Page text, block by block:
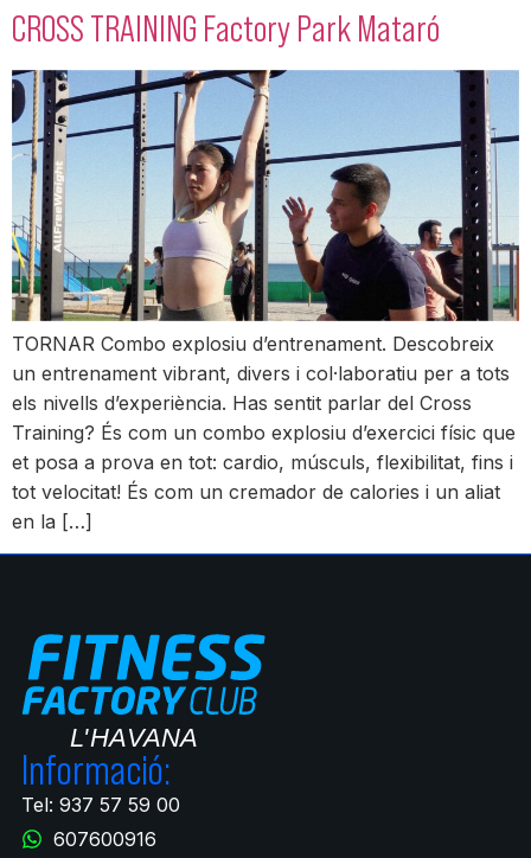
CROSS TRAINING Factory Park Mataró
TORNAR Combo explosiu d’entrenament. Descobreix
un entrenament vibrant, divers i col·laboratiu per a tots
els nivells d’experiència. Has sentit parlar del Cross
Training? És com un combo explosiu d’exercici físic que
et posa a prova en tot: cardio, músculs, flexibilitat, fins i
tot velocitat! És com un cremador de calories i un aliat
en la […]
Informació:
Tel: 937 57 59 00
607600916